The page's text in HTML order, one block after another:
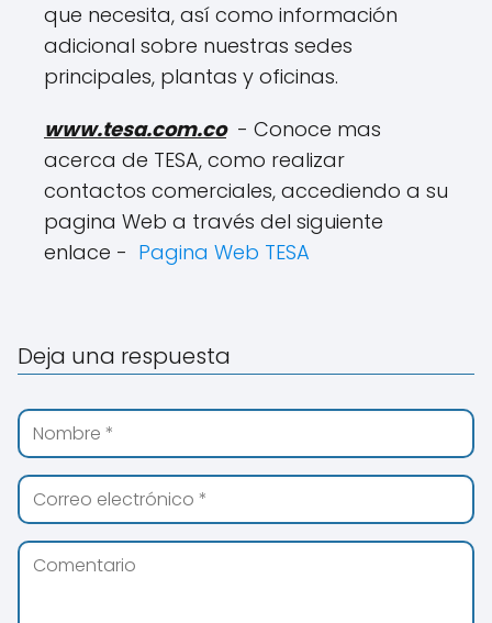
que necesita, así como información
adicional sobre nuestras sedes
principales, plantas y oficinas.
www.tesa.com.co- Conoce mas
acerca de TESA, como realizar
contactos comerciales, accediendo a su
pagina Web a través del siguiente
enlace - Pagina Web TESA
Deja una respuesta